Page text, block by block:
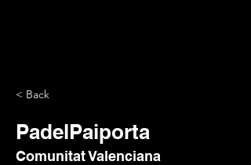
< Back
PadelPaiporta
Comunitat Valenciana